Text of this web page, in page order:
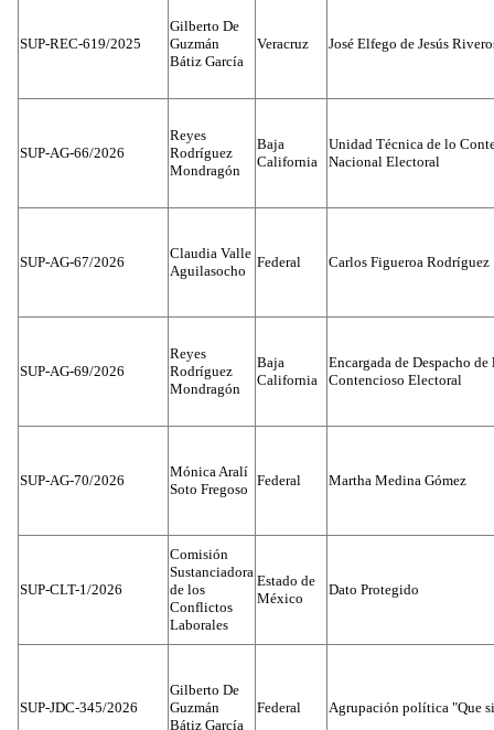
SUP-REC-619/2025
Gilberto De
Guzmán
Bátiz García
Veracruz José Elfego de Jesús
SUP-AG-66/2026
Reyes
Rodríguez
Mondragón
Baja
California
Unidad Técnica de lo
Nacional Electoral
SUP-AG-67/2026
Claudia Valle
Aguilasocho
Federal Carlos Figueroa Rodríguez
SUP-AG-69/2026
Reyes
Rodríguez
Mondragón
Baja
California
Encargada de Despacho
Contencioso Electoral
SUP-AG-70/2026
Mónica Aralí
Soto Fregoso
Federal Martha Medina Gómez
SUP-CLT-1/2026
Comisión
Sustanciadora
de los
Conflictos
Laborales
Estado de
México
Dato Protegido
SUP-JDC-345/2026
Gilberto De
Guzmán
Bátiz García
Federal Agrupación política "Que